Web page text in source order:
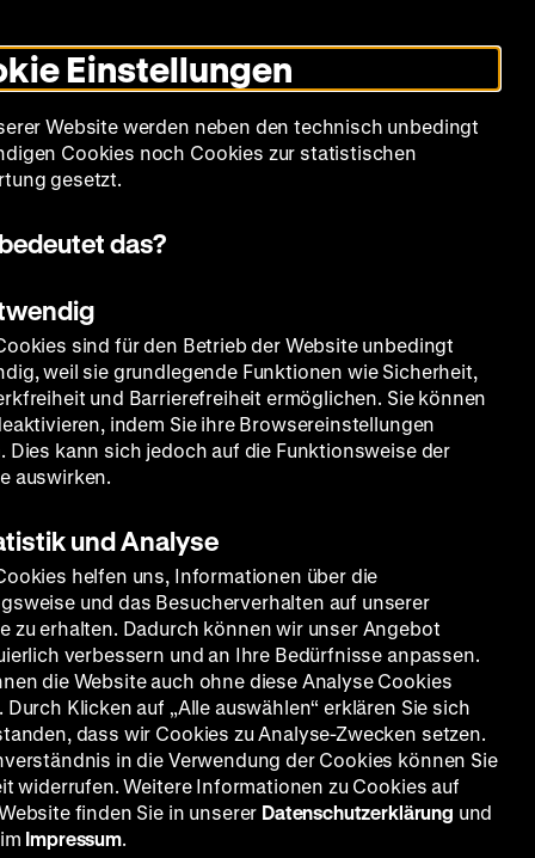
Modus
umschalten
Sprache
Filmreihen Über uns
Einstellungen
Website werden neben den technisch unbedingt
Cookies noch Cookies zur statistischen
gesetzt.
das?
sind für den Betrieb der Website unbedingt
weil sie grundlegende Funktionen wie Sicherheit,
und Barrierefreiheit ermöglichen. Sie können
indem Sie ihre Browsereinstellungen
Dies kann sich jedoch auf die Funktionsweise der
auswirken.
und Analyse
helfen uns, Informationen über die
und das Besucherverhalten auf unserer
zu erhalten. Dadurch können wir unser Angebot
verbessern und an Ihre Bedürfnisse anpassen.
die Website auch ohne diese Analyse Cookies
Durch Klicken auf „Alle auswählen“ erklären Sie sich
dass wir Cookies zu Analyse-Zwecken setzen.
in die Verwendung der Cookies können Sie
widerrufen. Weitere Informationen zu Cookies auf
finden Sie in unserer Datenschutzerklärung und
Impressum.